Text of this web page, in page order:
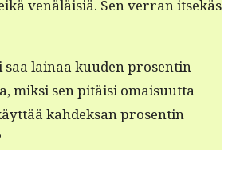
venäläisiä. Sen ver­ran itsekäs
lainaa kuu­den pros­entin
mik­si sen pitäisi omaisu­ut­ta
kahdek­san pros­entin